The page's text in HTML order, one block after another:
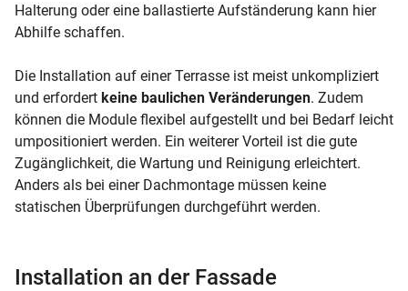
Halterung oder eine ballastierte Aufständerung kann hier
Abhilfe schaffen.
Die Installation auf einer Terrasse ist meist unkompliziert
und erfordert keine baulichen Veränderungen. Zudem
können die Module flexibel aufgestellt und bei Bedarf leicht
umpositioniert werden. Ein weiterer Vorteil ist die gute
Zugänglichkeit, die Wartung und Reinigung erleichtert.
Anders als bei einer Dachmontage müssen keine
statischen Überprüfungen durchgeführt werden.
Installation an der Fassade